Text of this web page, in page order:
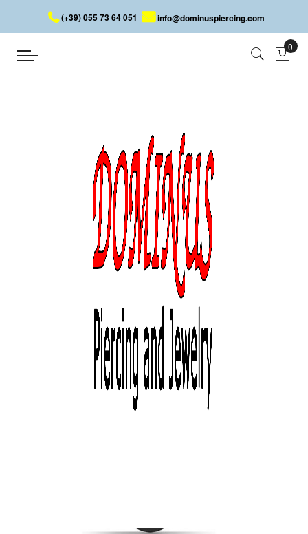
(+39) 055 73 64 051 info@dominuspiercing.com
PIERCING SOPRACCIGLIO CON
PUNTA E SFERA
PIERCING SOPRACCIGLIO CON PUNTA E SFERA